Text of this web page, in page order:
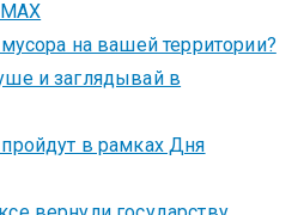
на вашей территории?
и заглядывай в
в рамках Дня